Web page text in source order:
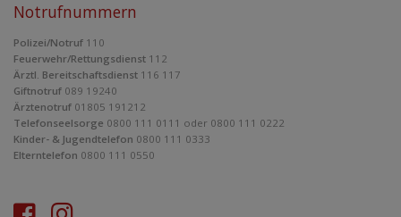
Notrufnummern
Polizei/Notruf 110
Feuerwehr/Rettungsdienst 112
Ärztl. Bereitschaftsdienst 116 117
Giftnotruf 089 19240
Ärztenotruf 01805 191212
Telefonseelsorge 0800 111 0111 oder 0800 111 0222
Kinder- & Jugendtelefon 0800 111 0333
Elterntelefon 0800 111 0550